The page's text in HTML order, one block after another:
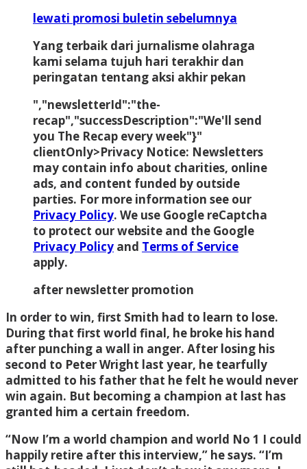
lewati promosi buletin sebelumnya
Yang terbaik dari jurnalisme olahraga
kami selama tujuh hari terakhir dan
peringatan tentang aksi akhir pekan
","newsletterId":"the-
recap","successDescription":"We'll send
you The Recap every week"}"
clientOnly>Privacy Notice: Newsletters
may contain info about charities, online
ads, and content funded by outside
parties. For more information see our
Privacy Policy. We use Google reCaptcha
to protect our website and the Google
Privacy Policy and Terms of Service
apply.
after newsletter promotion
In order to win, first Smith had to learn to lose.
During that first world final, he broke his hand
after punching a wall in anger. After losing his
second to Peter Wright last year, he tearfully
admitted to his father that he felt he would never
win again. But becoming a champion at last has
granted him a certain freedom.
“Now I’m a world champion and world No 1 I could
happily retire after this interview,” he says. “I’m